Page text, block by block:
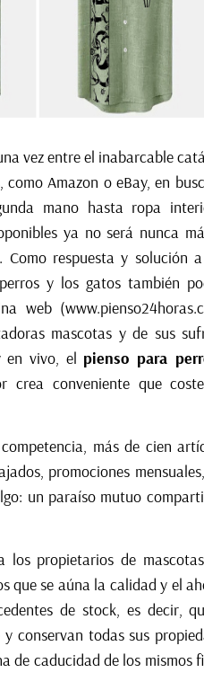
vez entre el inabarcable
Amazon o eBay, en
mano hasta ropa
ya no será nunca
respuesta y solución
y los gatos también
web
mascotas y de sus
vivo, el pienso para
crea conveniente que
más de cien
promociones
un paraíso mutuo
los propietarios de
que se aúna la calidad y el
de stock, es decir,
conservan todas sus
de caducidad de los mismos